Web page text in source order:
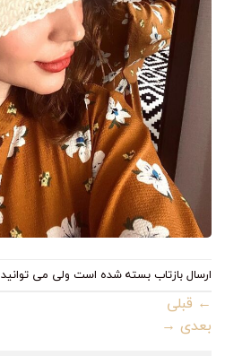
ارسال بازتاب بسته شده است ولی می توانید
← قبلی
بعدی →